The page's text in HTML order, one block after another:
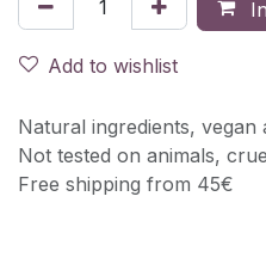
Add to wishlist
Natural ingredients, vegan
Not tested on animals,
Free shipping from 45€